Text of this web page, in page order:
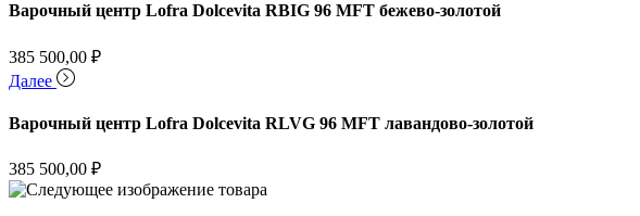
Варочный центр Lofra Dolcevita RBIG 96 MFT бежево-золотой
385 500,00 ₽
Далее
Варочный центр Lofra Dolcevita RLVG 96 MFT лавандово-золотой
385 500,00 ₽